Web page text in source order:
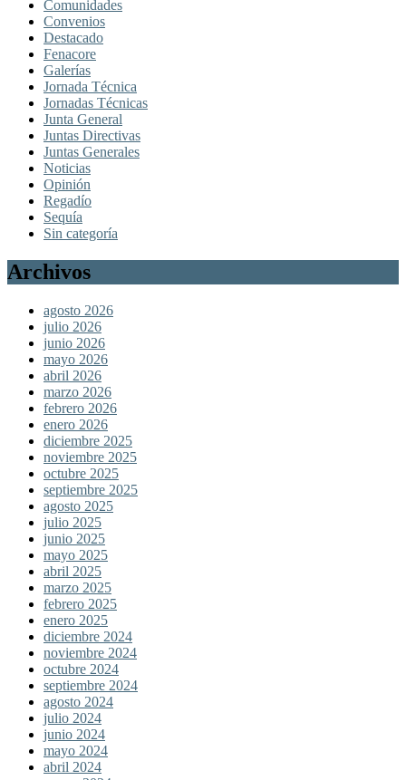
Comunidades
Convenios
Destacado
Fenacore
Galerías
Jornada Técnica
Jornadas Técnicas
Junta General
Juntas Directivas
Juntas Generales
Noticias
Opinión
Regadío
Sequía
Sin categoría
Archivos
agosto 2026
julio 2026
junio 2026
mayo 2026
abril 2026
marzo 2026
febrero 2026
enero 2026
diciembre 2025
noviembre 2025
octubre 2025
septiembre 2025
agosto 2025
julio 2025
junio 2025
mayo 2025
abril 2025
marzo 2025
febrero 2025
enero 2025
diciembre 2024
noviembre 2024
octubre 2024
septiembre 2024
agosto 2024
julio 2024
junio 2024
mayo 2024
abril 2024